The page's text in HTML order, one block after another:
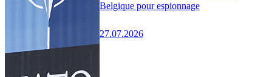
Belgique pour espionnage
27.07.2026